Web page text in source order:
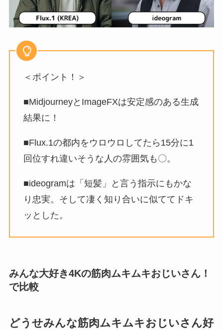
＜ポイント！＞
■MidjourneyとImageFXは安定感のある生成
結果に！
■Flux.1の都内をウロウロしてたら15分に1
回位すれ違いそうな人の雰囲気も〇。
■ideogramは「短髪」と言う指示にもかな
り忠実。そして凄く知り合いに似ててドキ
ッとした。
みんな大好き4Kの筋肉ムキムキおじいさん！
で比較
どうせみんな筋肉ムキムキおじいさん好